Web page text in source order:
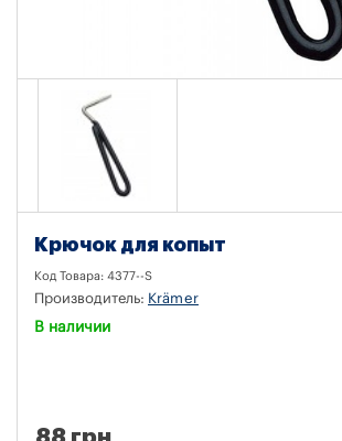
Крючок для копыт
Код Товара: 4377--S
Производитель: Krämer
В наличии